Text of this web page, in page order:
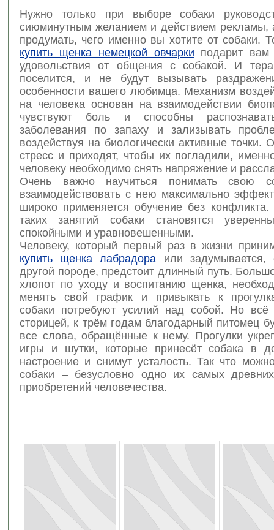
Нужно только при выборе собаки
сиюминутным желанием и действием рекламы,
продумать, чего именно вы хотите от собаки.
купить щенка немецкой овчарки подарит вам
удовольствия от общения с собакой. И
поселится, и не будут вызывать
особенности вашего любимца. Механизм
на человека основан на взаимодействии
чувствуют боль и способны
заболевания по запаху и зализывать
воздействуя на биологически активные точки.
стресс и приходят, чтобы их погладили,
человеку необходимо снять напряжение и
Очень важно научиться понимать свою
взаимодействовать с нею максимально
широко применяется обучение без конфликта.
таких занятий собаки становятся
спокойными и уравновешенными.
Человеку, который первый раз в жизни
купить щенка лабрадора или задумывается,
другой породе, предстоит длинный путь.
хлопот по уходу и воспитанию щенка,
менять свой график и привыкать к
собаки потребуют усилий над собой. Но всё
сторицей, к трём годам благодарный питомец
все слова, обращённые к нему. Прогулки
игры и шутки, которые принесёт собака в
настроение и снимут усталость. Так что
собаки – безусловно одно их самых
приобретений человечества.